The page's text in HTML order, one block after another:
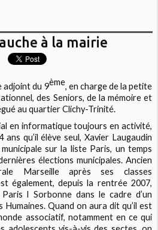
à la mairie
adjoint du 9ème, en charge de la petite
des Seniors, de la mémoire et
au quartier Clichy-Trinité.
en informatique toujours en activité,
ans qu’il élève seul, Xavier Laugaudin
sur la liste Paris, un temps
élections municipales. Ancien
Marseille après ses classes
également, depuis la rentrée 2007,
I Sorbonne dans le cadre d’un
Quand on aura dit qu’il est
associatif, notamment en ce qui